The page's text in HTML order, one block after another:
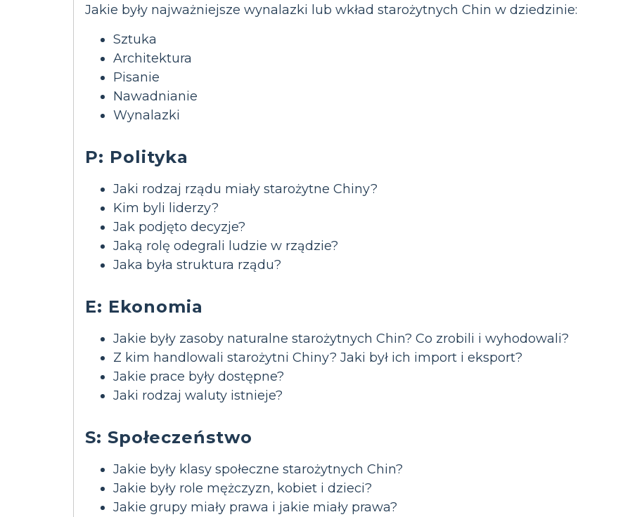
Jakie były najważniejsze wynalazki lub wkład starożytnych Chin w dziedzinie:
Sztuka
Architektura
Pisanie
Nawadnianie
Wynalazki
P: Polityka
Jaki rodzaj rządu miały starożytne Chiny?
Kim byli liderzy?
Jak podjęto decyzje?
Jaką rolę odegrali ludzie w rządzie?
Jaka była struktura rządu?
E: Ekonomia
Jakie były zasoby naturalne starożytnych Chin? Co zrobili i wyhodowali?
Z kim handlowali starożytni Chiny? Jaki był ich import i eksport?
Jakie prace były dostępne?
Jaki rodzaj waluty istnieje?
S: Społeczeństwo
Jakie były klasy społeczne starożytnych Chin?
Jakie były role mężczyzn, kobiet i dzieci?
Jakie grupy miały prawa i jakie miały prawa?